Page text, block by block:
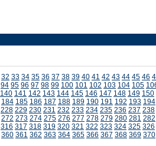
32 33 34 35 36 37 38 39 40 41 42 43 44 45 46
94 95 96 97 98 99 100 101 102 103 104 105
140 141 142 143 144 145 146 147 148 149 150
184 185 186 187 188 189 190 191 192 193 194
228 229 230 231 232 233 234 235 236 237 238
272 273 274 275 276 277 278 279 280 281 282
316 317 318 319 320 321 322 323 324 325 326
360 361 362 363 364 365 366 367 368 369 370